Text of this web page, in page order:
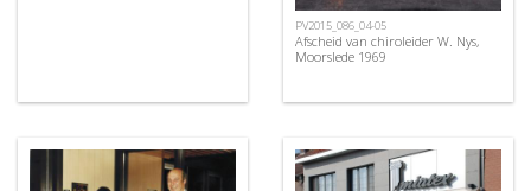
PV2015_086_04-05
Afscheid van chiroleider W. Nys,
Moorslede 1969